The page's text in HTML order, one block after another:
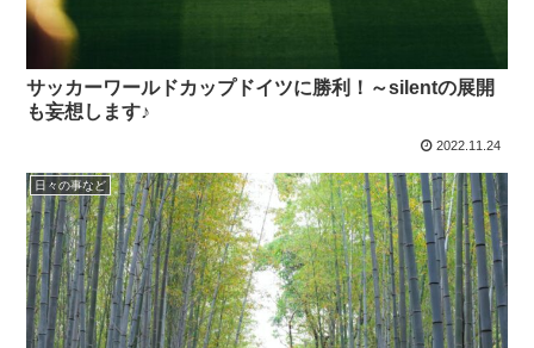
サッカーワールドカップドイツに勝利！～silentの展開
も妄想します♪
2022.11.24
日々の事など